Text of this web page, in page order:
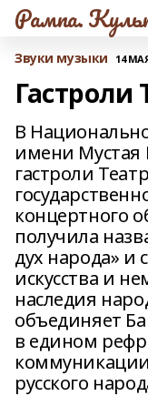
Рампа.
Звуки музыки 14
Гастроли
В
имени Мустая
гастроли
концертного
получила
дух народа» и
искусства и
наследия
объединяет
в едином
русского